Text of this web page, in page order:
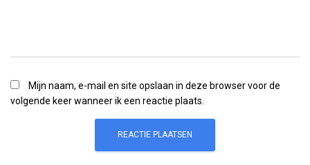
Mijn naam, e-mail en site opslaan in deze browser voor de
volgende keer wanneer ik een reactie plaats.